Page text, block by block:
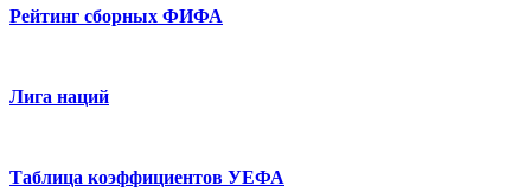
Рейтинг сборных ФИФА
Лига наций
Таблица коэффициентов УЕФА